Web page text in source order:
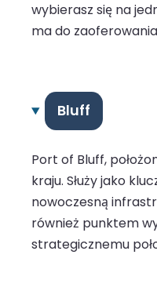
wybierasz się na
ma do
Bluff
Port of Bluff,
kraju. Służy jako
nowoczesną
również punktem
strategicznemu